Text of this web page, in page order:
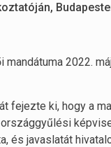
2022.
fejezte ki, hogy a
és javaslatát